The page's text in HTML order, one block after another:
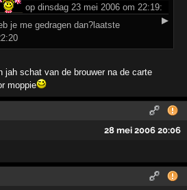
op dinsdag 23 mei 2006 om 22:19:
▶
je me gedragen dan?laatste
jah schat van de brouwer na de carte
moppie
28 mei 2006 20:06